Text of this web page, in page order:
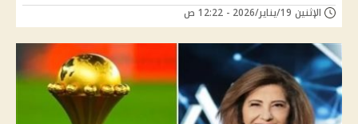
الإثنين 19/يناير/2026 - 12:22 ص